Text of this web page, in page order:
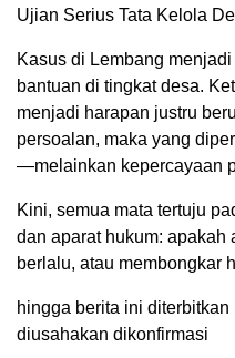
Ujian Serius Tata Kelola
Kasus di Lembang
bantuan di tingkat desa.
menjadi harapan justru
persoalan, maka yang
—melainkan kepercayaan
Kini, semua mata tertuju
dan aparat hukum: apakah
berlalu, atau membongkar
hingga berita ini
diusahakan dikonfirmasi